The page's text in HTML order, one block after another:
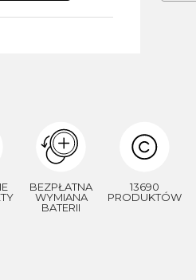
BEZPŁATNA
WYMIANA
BATERII
13690
PRODUKTÓW